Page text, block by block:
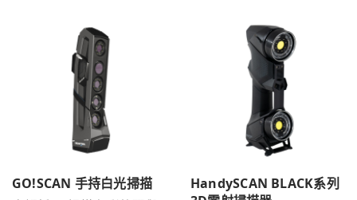
GO!SCAN 手持白光掃描
HandySCAN BLACK系列